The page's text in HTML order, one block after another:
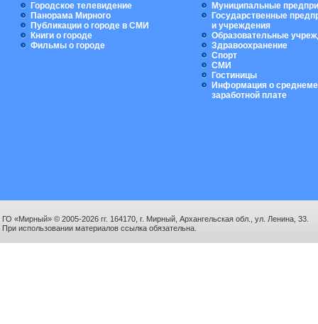
Городское телевидение
Панорама Мирного
Публикации о городе в СМИ
Книги о городе
Фильмы о городе
Муниципальные
Государственные
и учреждения
Образовательные
Здравоохранение
Спорт
СМИ
Гостиницы
Информация о
заработной плате
ГО «Мирный» © 2005-2026 гг. 164170, г. Мирный, Архангельская обл., ул. Ленина, 33.
При использовании материалов ссылка обязательна.